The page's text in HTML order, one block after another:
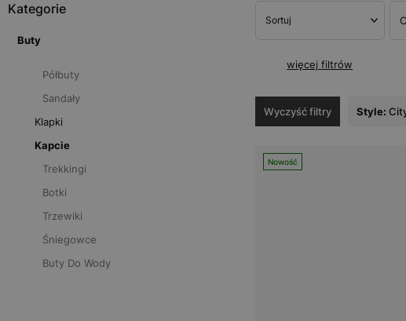
Kategorie
Buty
Półbuty
Sandały
Klapki
Kapcie
Trekkingi
Botki
Trzewiki
Śniegowce
Buty Do Wody
Sortuj
więcej filtrów
Wyczyść filtry Style:
Nowość